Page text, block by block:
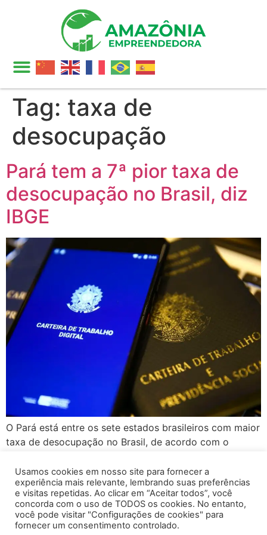
Tag: taxa de
desocupação
Pará tem a 7ª pior taxa de
desocupação no Brasil, diz
IBGE
O Pará está entre os sete estados brasileiros com maior
taxa de desocupação no Brasil, de acordo com o
índice no estado é acima da média nacional. O estado
teve aumento do índice de trabalho informal: quase
60% dos trabalhadores não têm carteira assinada. Ou
seja, estão […]
Usamos cookies em nosso site para fornecer a
experiência mais relevante, lembrando suas preferências
e visitas repetidas. Ao clicar em “Aceitar todos”, você
concorda com o uso de TODOS os cookies. No entanto,
você pode visitar "Configurações de cookies" para
fornecer um consentimento controlado.